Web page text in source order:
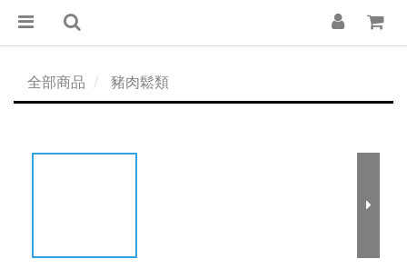
全部商品 豬肉鬆類